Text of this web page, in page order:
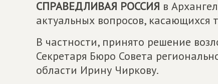
СПРАВЕДЛИВАЯ РОССИЯ в
актуальных вопросов, касающихся
В частности, принято решение
Секретаря Бюро Совета
области Ирину Чиркову.